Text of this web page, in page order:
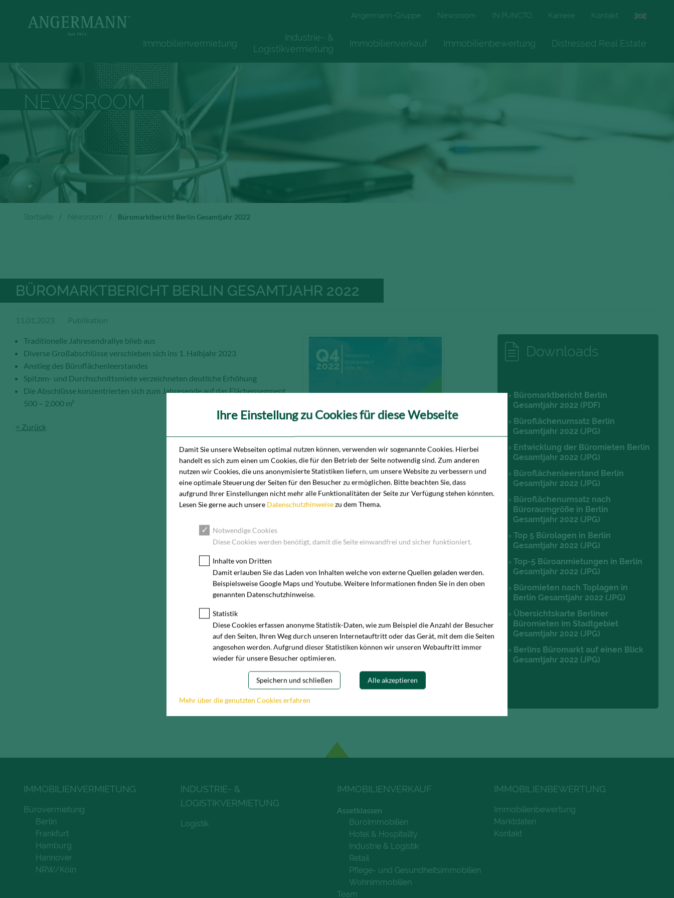
Angermann-Gruppe Newsroom IN.PUNCTO Karriere Kontakt
Immobilienvermietung
Industrie- &
Logistikvermietung
Immobilienverkauf Immobilienbewertung Distressed Real Estate
NEWSROOM
Startseite Newsroom Büromarktbericht Berlin Gesamtjahr 2022
BÜROMARKTBERICHT BERLIN GESAMTJAHR 2022
11.01.2023 Publikation
Traditionelle Jahresendrallye blieb aus
Diverse Großabschlüsse verschieben sich ins 1. Halbjahr 2023
Anstieg des Büroflächenleerstandes
Spitzen- und Durchschnittsmiete verzeichneten deutliche Erhöhung
Die Abschlüsse konzentrierten sich zum Jahresende auf das Flächensegment
500 – 2.000 m²
Teilen
< Zurück
Downloads
Büromarktbericht Berlin
Gesamtjahr 2022 (PDF)
Büroflächenumsatz Berlin
Gesamtjahr 2022 (JPG)
Entwicklung der Büromieten Berlin
Gesamtjahr 2022 (JPG)
Büroflächenleerstand Berlin
Gesamtjahr 2022 (JPG)
Büroflächenumsatz nach
Büroraumgröße in Berlin
Gesamtjahr 2022 (JPG)
Top 5 Bürolagen in Berlin
Gesamtjahr 2022 (JPG)
Top-5 Büroanmietungen in Berlin
Gesamtjahr 2022 (JPG)
Büromieten nach Toplagen in
Berlin Gesamtjahr 2022 (JPG)
Übersichtskarte Berliner
Büromieten im Stadtgebiet
Gesamtjahr 2022 (JPG)
Berlins Büromarkt auf einen Blick
Gesamtjahr 2022 (JPG)
IMMOBILIENVERMIETUNG
Bürovermietung
Berlin
Frankfurt
Hamburg
Hannover
NRW/Köln
INDUSTRIE- &
LOGISTIKVERMIETUNG
Logistik
IMMOBILIENVERKAUF
Assetklassen
Büroimmobilien
Hotel & Hospitality
Industrie & Logistik
Retail
Pflege- und Gesundheitsimmobilien
Wohnimmobilien
Team
IMMOBILIENBEWERTUNG
Immobilienbewertung
Marktdaten
Kontakt
Ihre Einstellung zu Cookies für diese Webseite
Damit Sie unsere Webseiten optimal nutzen können, verwenden wir sogenannte Cookies. Hierbei
handelt es sich zum einen um Cookies, die für den Betrieb der Seite notwendig sind. Zum anderen
nutzen wir Cookies, die uns anonymisierte Statistiken liefern, um unsere Website zu verbessern und
eine optimale Steuerung der Seiten für den Besucher zu ermöglichen. Bitte beachten Sie, dass
aufgrund Ihrer Einstellungen nicht mehr alle Funktionalitäten der Seite zur Verfügung stehen könnten.
Lesen Sie gerne auch unsere Datenschutzhinweisezu dem Thema.
Notwendige Cookies
Diese Cookies werden benötigt, damit die Seite einwandfrei und sicher funktioniert.
Inhalte von Dritten
Damit erlauben Sie das Laden von Inhalten welche von externe Quellen geladen werden.
Beispielsweise Google Maps und Youtube. Weitere Informationen finden Sie in den oben
genannten Datenschutzhinweise.
Statistik
Diese Cookies erfassen anonyme Statistik-Daten, wie zum Beispiel die Anzahl der Besucher
auf den Seiten, Ihren Weg durch unseren Internetauftritt oder das Gerät, mit dem die Seiten
angesehen werden. Aufgrund dieser Statistiken können wir unseren Webauftritt immer
wieder für unsere Besucher optimieren.
Speichern und schließen Alle akzeptieren
Mehr über die genutzten Cookies erfahren